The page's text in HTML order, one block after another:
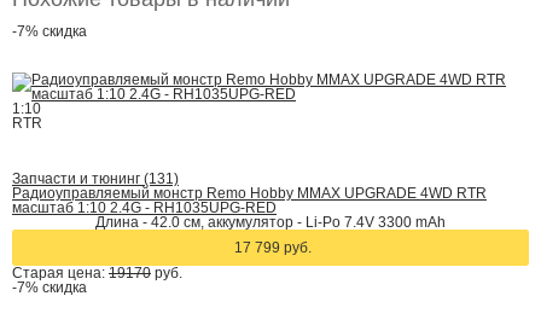
-7% скидка
1:10
RTR
Запчасти и тюнинг (131)
Радиоуправляемый монстр Remo Hobby MMAX UPGRADE 4WD RTR
масштаб 1:10 2.4G - RH1035UPG-RED
Длина - 42.0 см, аккумулятор - Li-Po 7.4V 3300 mAh
17 799 руб.
Старая цена: 19170 руб.
-7% скидка